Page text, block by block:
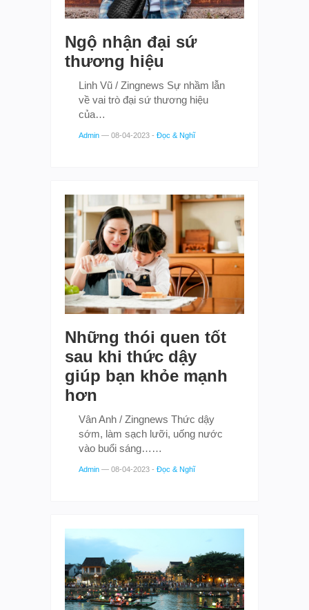
Ngộ nhận đại sứ
thương hiệu
Linh Vũ / Zingnews Sự nhầm lẫn
về vai trò đại sứ thương hiệu
của…
Admin — 08-04-2023 - Đọc & Nghĩ
Những thói quen tốt
sau khi thức dậy
giúp bạn khỏe mạnh
hơn
Vân Anh / Zingnews Thức dậy
sớm, làm sạch lưỡi, uống nước
vào buổi sáng……
Admin — 08-04-2023 - Đọc & Nghĩ